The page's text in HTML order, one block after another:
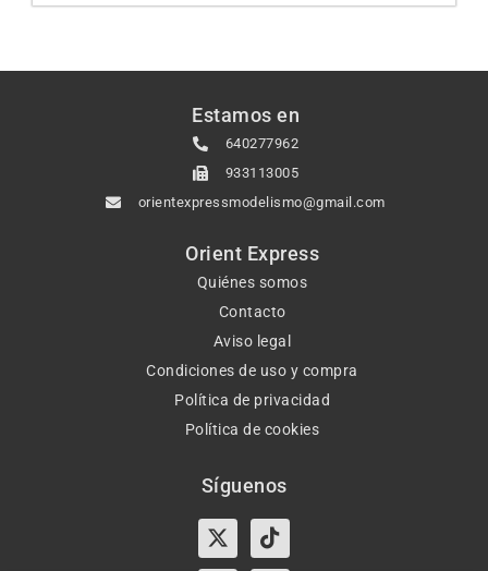
Estamos en
640277962
933113005
orientexpressmodelismo@gmail.com
Orient Express
Quiénes somos
Contacto
Aviso legal
Condiciones de uso y compra
Política de privacidad
Política de cookies
Síguenos
X-
twitter
Tiktok
InstagramFacebook